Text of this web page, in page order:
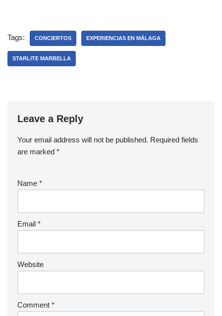
Tags: CONCIERTOS EXPERIENCIAS EN MÁLAGA
STARLITE MARBELLA
Leave a Reply
Your email address will not be published. Required fields
are marked *
Name *
Email *
Website
Comment *